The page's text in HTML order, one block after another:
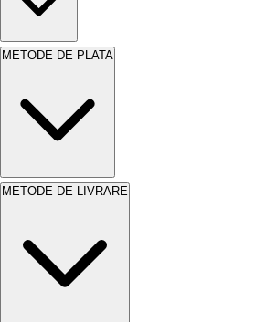
METODE DE PLATA
METODE DE LIVRARE